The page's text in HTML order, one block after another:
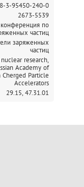
3-95450-240-0
2673-5539
конференция по
частиц
заряженных
частиц
research,
Academy of
Cherged Particle
Accelerators
29.15, 47.31.01